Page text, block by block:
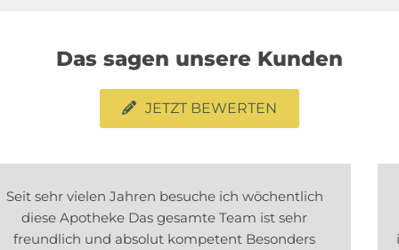
Das sagen unsere Kunden
JETZT BEWERTEN
Rufe immer einen Tag davor oder in der Früh am
gleichen Tag und bestelle mir meine Pille (diese
ist nicht lagernd) mein Mann holt diese immer am